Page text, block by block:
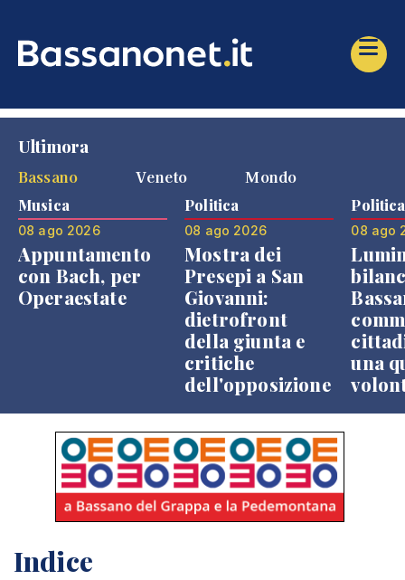
Ultimora
Bassano
Veneto Mondo
Musica
08 ago 2026
Appuntamento
con Bach, per
Operaestate
Politica
08 ago 2026
Mostra dei
Presepi a San
Giovanni:
dietrofront
della giunta e
critiche
dell'opposizione
Politica
08 ago
una
Indice